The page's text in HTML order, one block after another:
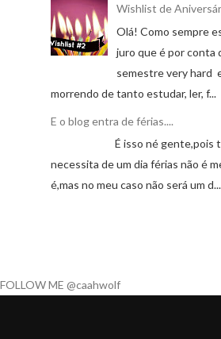
Wishlist de
Olá! Como sempre
juro que é por conta
semestre very hard
morrendo de tanto estudar, ler, f...
E o blog entra de férias....
É isso né gente,pois
necessita de um dia férias não é
é,mas no meu caso não será um d...
FOLLOW ME @caahwolf